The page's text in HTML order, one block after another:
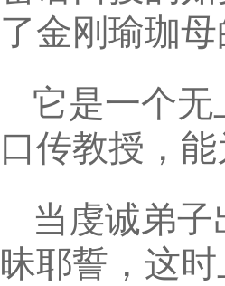
了金刚瑜珈
它是一个
口传教授，
当虔诚弟
昧耶誓，这